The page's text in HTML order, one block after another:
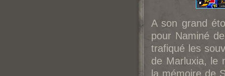
A son grand
pour Naminé
trafiqué les
de Marluxia, le
la mémoire de